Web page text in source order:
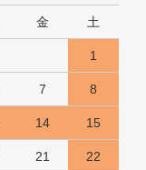
金 土
1
7 8
14 15
21 22